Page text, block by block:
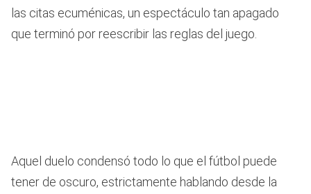
las citas ecuménicas, un espectáculo tan apagado
que terminó por reescribir las reglas del juego.
Aquel duelo condensó todo lo que el fútbol puede
tener de oscuro, estrictamente hablando desde la